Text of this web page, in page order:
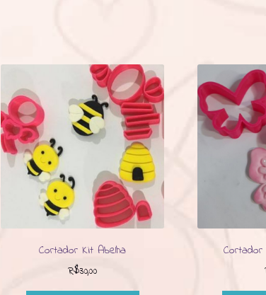
Cortador Kit Abelha
R$30,00